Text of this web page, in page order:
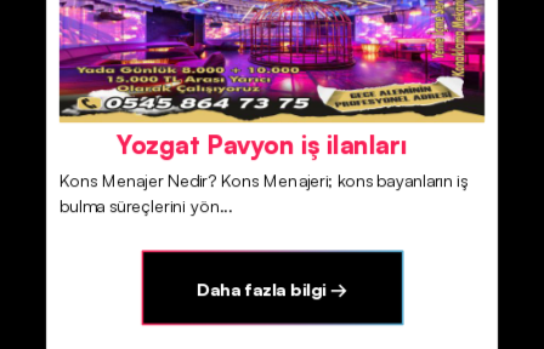
Yozgat Pavyon iş ilanları
Kons Menajer Nedir? Kons Menajeri; kons bayanların iş
bulma süreçlerini yön...
Daha fazla bilgi →